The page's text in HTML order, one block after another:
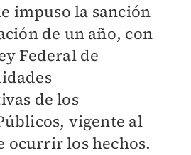
impuso la sanción
de un año, con
Federal de
de los
vigente al
ocurrir los hechos.